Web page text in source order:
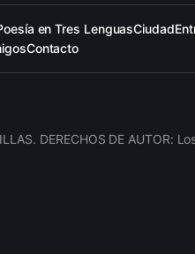
en Tres LenguasCiudad
Contacto
DERECHOS DE